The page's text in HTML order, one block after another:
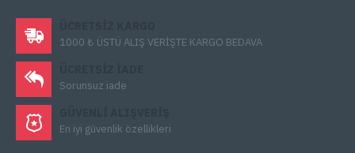
1000 ₺ ÜSTÜ ALIŞ VERİŞTE KARGO BEDAVA
Sorunsuz iade
En iyi güvenlik özellikleri